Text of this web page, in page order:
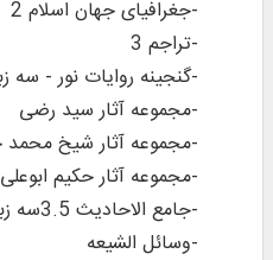
-جغرافیای جهان اسلام 2
-تراجم 3
-گنجینه روایات نور - سه
-مجموعه آثار سید رضی
-مجموعه آثار شیخ
-مجموعه آثار حکیم
-جامع الاحادیث 3.5سه زبانه
-وسائل الشیعه